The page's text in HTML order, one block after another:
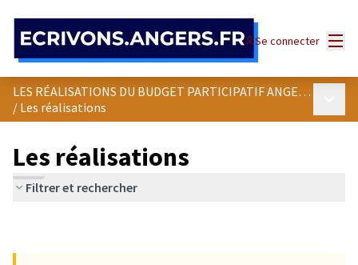
Se connecter
LES RÉALISATIONS DU BUDGET PARTICIPATIF ANGEVIN
/ Les réalisations
Les réalisations
Filtrer et rechercher